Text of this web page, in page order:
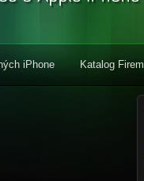
iPhone Katalog Firem